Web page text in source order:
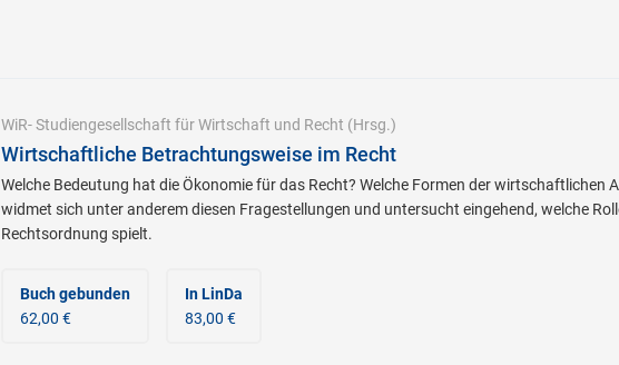
WiR- Studiengesellschaft für Wirtschaft und Recht (Hrsg.)
Wirtschaftliche Betrachtungsweise im Recht
Welche Bedeutung hat die Ökonomie für das Recht? Welche Formen der
widmet sich unter anderem diesen Fragestellungen und untersucht eingehend, welche
Rechtsordnung spielt.
Buch gebunden
62,00 €
In LinDa
83,00 €